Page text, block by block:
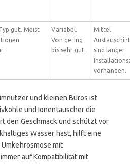
gut. Meist
Variabel.
Von gering
bis sehr gut.
Mittel.
sind länger.
vorhanden.
und kleinen Büros ist
und Ionentauscher die
den Geschmack und schützt vor
Wasser hast, hilft eine
mit
auf Kompatibilität mit